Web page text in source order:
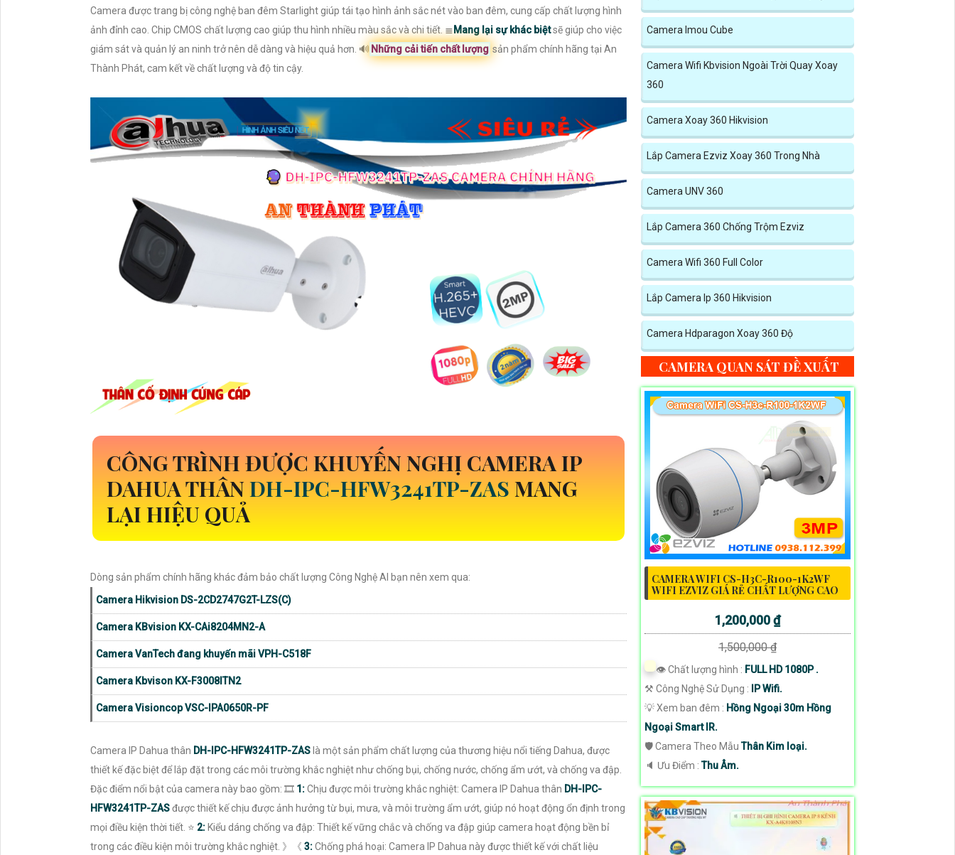
Camera được trang bị công nghệ ban đêm Starlight giúp tái tạo hình ảnh sắc nét vào ban đêm, cung cấp chất lượng hình
ảnh đỉnh cao. Chip CMOS chất lượng cao giúp thu hình nhiều màu sắc và chi tiết. ≣ Mang lại sự khác biệtsẽ giúp cho việc
giám sát và quản lý an ninh trở nên dễ dàng và hiệu quả hơn. 🔊 Những cải tiến chất lượng sản phẩm chính hãng tại An
Thành Phát, cam kết về chất lượng và độ tin cậy.
CÔNG TRÌNH ĐƯỢC KHUYẾN NGHỊ CAMERA IP
DAHUA THÂNDH-IPC-HFW3241TP-ZAS MANG
LẠI HIỆU QUẢ
Dòng sản phẩm chính hãng khác đảm bảo chất lượng Công Nghệ AI bạn nên xem qua:
Camera Hikvision DS-2CD2747G2T-LZS(C)
Camera KBvision KX-CAi8204MN2-A
Camera VanTech đang khuyến mãi VPH-C518F
Camera Kbvison KX-F3008ITN2
Camera Visioncop VSC-IPA0650R-PF
Camera IP Dahua thân DH-IPC-HFW3241TP-ZAS là một sản phẩm chất lượng của thương hiệu nổi tiếng Dahua, được
thiết kế đặc biệt để lắp đặt trong các môi trường khắc nghiệt như chống bụi, chống nước, chống ẩm ướt, và chống va đập.
Đặc điểm nổi bật của camera này bao gồm: 🎞 1:Chịu được môi trường khắc nghiệt: Camera IP Dahua thân DH-IPC-
HFW3241TP-ZASđược thiết kế chịu được ảnh hưởng từ bụi, mưa, và môi trường ẩm ướt, giúp nó hoạt động ổn định trong
mọi điều kiện thời tiết. ⭐ 2: Kiểu dáng chống va đập: Thiết kế vững chắc và chống va đập giúp camera hoạt động bền bỉ
trong các điều kiện môi trường khắc nghiệt. 》《 3:Chống phá hoại: Camera IP Dahua này được thiết kế với chất liệu
Camera Imou Cube
Camera Wifi Kbvision Ngoài Trời Quay Xoay
360
Camera Xoay 360 Hikvision
Lắp Camera Ezviz Xoay 360 Trong Nhà
Camera UNV 360
Lắp Camera 360 Chống Trộm Ezviz
Camera Wifi 360 Full Color
Lắp Camera Ip 360 Hikvision
Camera Hdparagon Xoay 360 Độ
CAMERA QUAN SÁT ĐỀ XUẤT
CAMERA WIFI CS-H3C-R100-1K2WF
WIFI EZVIZ GIÁ RẺ CHẤT LƯỢNG CAO
1,200,000 ₫
1,500,000 ₫
👁 Chất lượng hình : FULL HD 1080P .
⚒ Công Nghệ Sử Dụng :
IP Wifi.
💡 Xem ban đêm : Hồng Ngoại 30m Hồng
Ngoại Smart IR.
🛡 Camera Theo MẫuThân Kim loại.
️🔈 Ưu Điểm :Thu Âm.